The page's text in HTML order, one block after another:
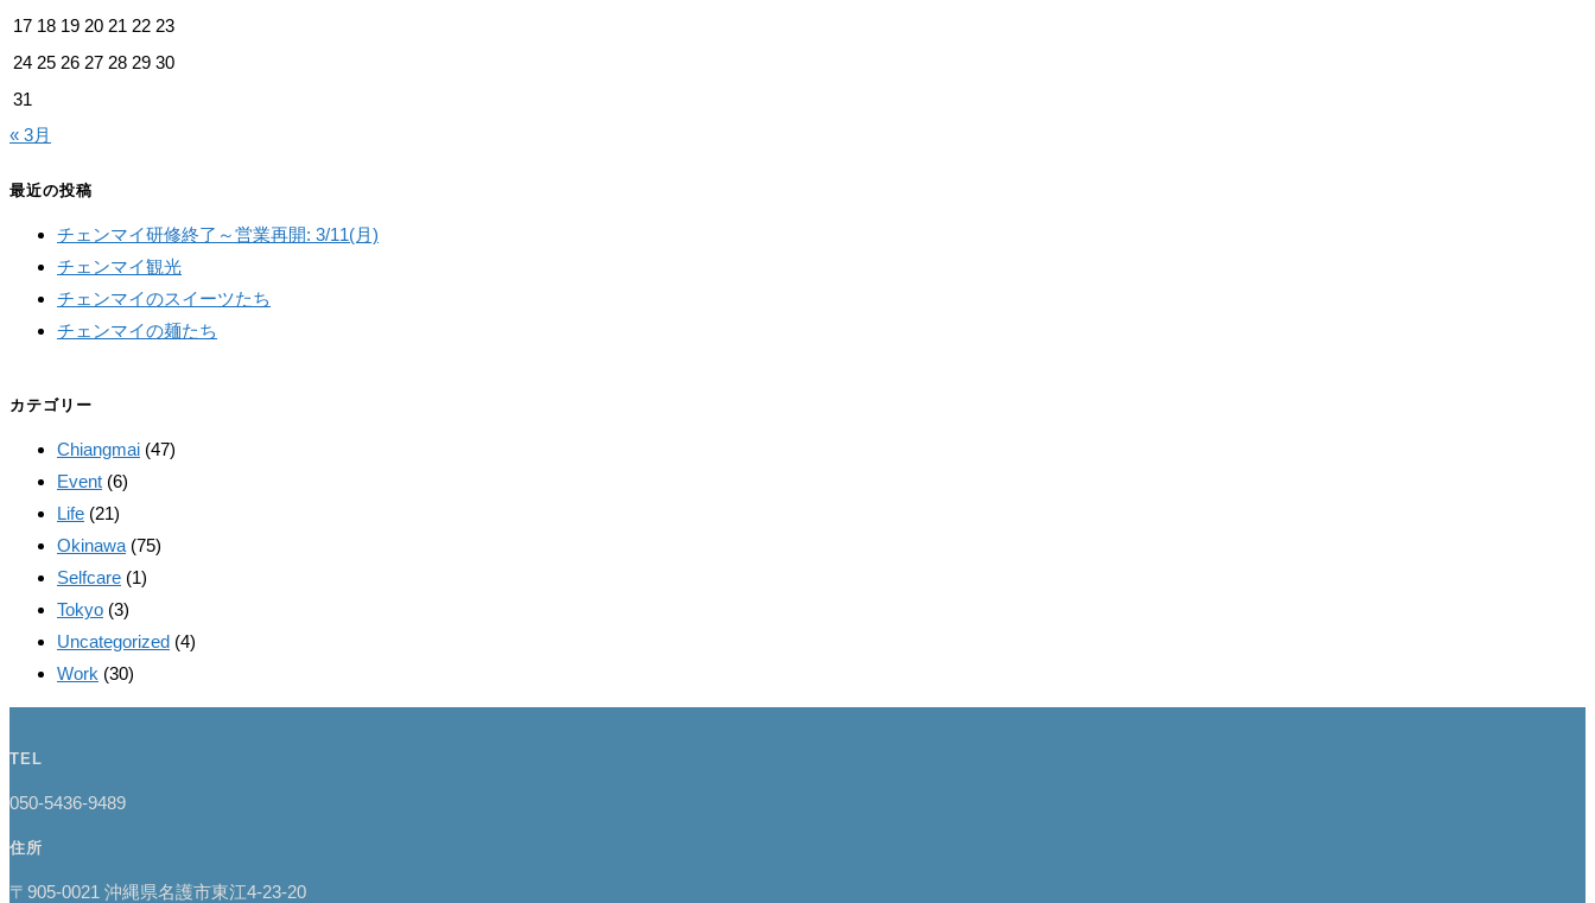
17 18 19 20 21 22 23
24 25 26 27 28 29 30
31
« 3月
最近の投稿
チェンマイ研修終了～営業再開: 3/11(月)
チェンマイ観光
チェンマイのスイーツたち
チェンマイの麺たち
カテゴリー
Chiangmai (47)
Event (6)
Life (21)
Okinawa (75)
Selfcare (1)
Tokyo (3)
Uncategorized (4)
Work (30)
TEL
050-5436-9489
住所
〒905-0021 沖縄県名護市東江4-23-20